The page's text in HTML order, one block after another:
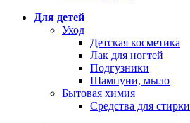
Для детей
Уход
Детская косметика
Лак для ногтей
Подгузники
Шампуни, мыло
Бытовая химия
Средства для стирки